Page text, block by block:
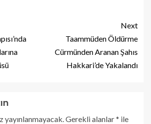
Next
Taammüden Öldürme
Cürmünden Aranan Şahıs
Hakkari’de Yakalandı
yayınlanmayacak. Gerekli alanlar* ile